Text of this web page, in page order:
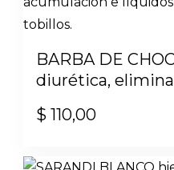
BARBA DE
diurética,
$ 110,00